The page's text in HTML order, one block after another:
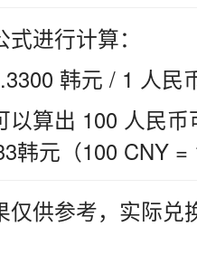
进行计算：
韩元 / 1 人民
以算出 100 人民
韩元（100 CNY =
仅供参考，实际